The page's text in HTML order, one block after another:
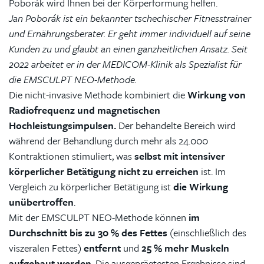
Jan Poborák ist ein bekannter tschechischer Fitnesstrainer
und Ernährungsberater. Er geht immer individuell auf seine
Kunden zu und glaubt an einen ganzheitlichen Ansatz. Seit
2022 arbeitet er in der MEDICOM-Klinik als Spezialist für
die EMSCULPT NEO-Methode.
Die nicht-invasive Methode kombiniert dieWirkung von
Radiofrequenz und magnetischen
Hochleistungsimpulsen. Der behandelte Bereich wird
während der Behandlung durch mehr als 24.000
Kontraktionen stimuliert, wasselbst mit intensiver
körperlicher Betätigung nicht zu erreichen ist. Im
Vergleich zu körperlicher Betätigung istdie Wirkung
unübertroffen.
Mit der EMSCULPT NEO-Methode können im
Durchschnitt bis zu 30 % des Fettes (einschließlich des
viszeralen Fettes) entfernt und 25 % mehr Muskeln